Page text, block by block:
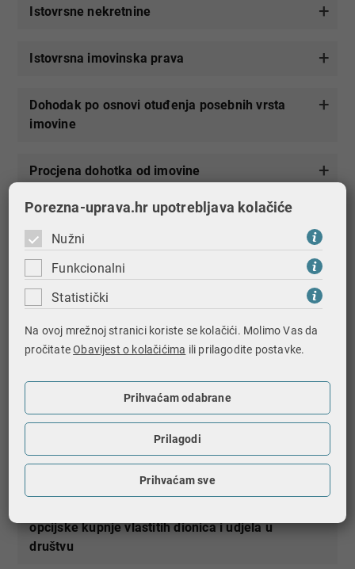
Istovrsne nekretnine
Istovrsna imovinska prava
Dohodak po osnovi otuđenja posebnih vrsta
imovine
Procjena dohotka od imovine
Promjena načina utvrđivanja dohotka od
imovine
Dohodak od kapitala
Dohodak od kapitala po osnovi kamata
imovine i korištenja usluga
Dohodak od kapitala po osnovi kapitalnih
dobitaka
opcijske kupnje vlastitih dionica​ i udjela u
društvu
Porezna-uprava.hr upotrebljava kolačiće
Nužni
Funkcionalni
Statistički
Na ovoj mrežnoj stranici koriste se kolačići. Molimo Vas da
pročitateObavijest o kolačićima ili prilagodite postavke.
Prihvaćam odabrane
Prilagodi
Prihvaćam sve